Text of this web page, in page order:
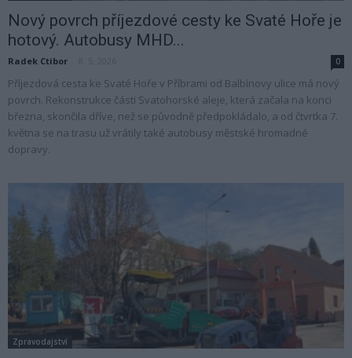
Nový povrch příjezdové cesty ke Svaté Hoře je
hotový. Autobusy MHD...
Radek Ctibor 0
Příjezdová cesta ke Svaté Hoře v Příbrami od Balbínovy ulice má nový
povrch. Rekonstrukce části Svatohorské aleje, která začala na konci
března, skončila dříve, než se původně předpokládalo, a od čtvrtka 7.
května se na trasu už vrátily také autobusy městské hromadné
dopravy.
Zpravodajství